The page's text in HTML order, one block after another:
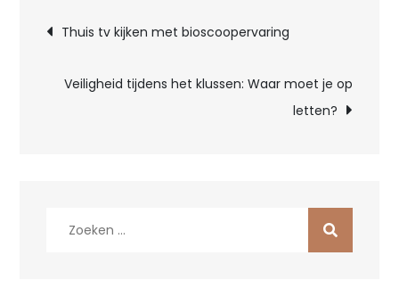
Bericht
navigatie
Thuis tv kijken met bioscoopervaring
Veiligheid tijdens het klussen: Waar moet je op
letten?